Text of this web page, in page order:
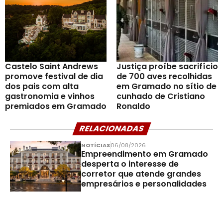
Castelo Saint Andrews
promove festival de dia
dos pais com alta
gastronomia e vinhos
premiados em Gramado
Justiça proíbe sacrifício
de 700 aves recolhidas
em Gramado no sítio de
cunhado de Cristiano
Ronaldo
RELACIONADAS
NOTÍCIAS06/08/2026
Empreendimento em Gramado
desperta o interesse de
corretor que atende grandes
empresários e personalidades